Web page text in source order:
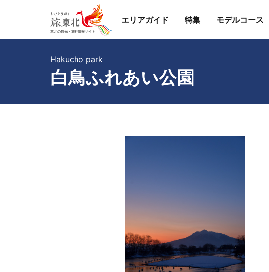
エリアガイド 特集 モデルコース
白鳥ふれあい公園
Hakucho park